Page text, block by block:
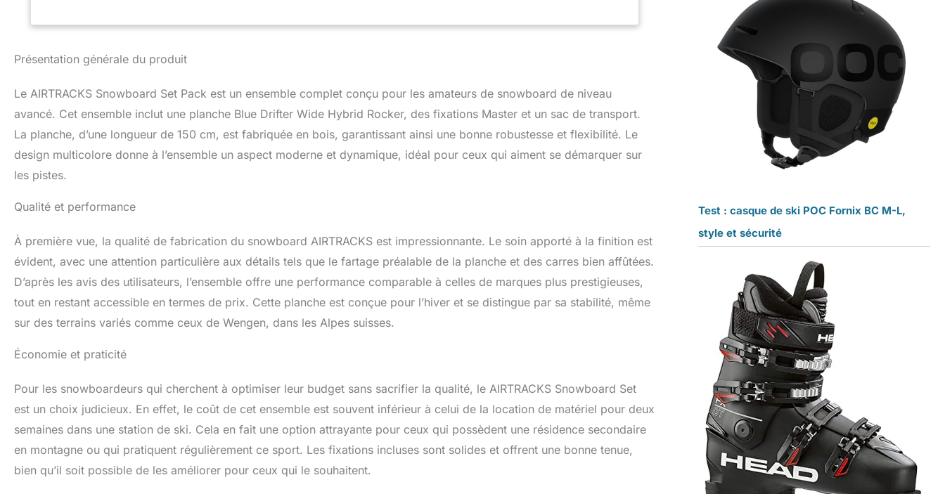
Présentation générale du produit
Le AIRTRACKS Snowboard Set Pack est un ensemble complet conçu pour les amateurs de snowboard de niveau
avancé. Cet ensemble inclut une planche Blue Drifter Wide Hybrid Rocker, des fixations Master et un sac de transport.
La planche, d’une longueur de 150 cm, est fabriquée en bois, garantissant ainsi une bonne robustesse et flexibilité. Le
design multicolore donne à l’ensemble un aspect moderne et dynamique, idéal pour ceux qui aiment se démarquer sur
les pistes.
Qualité et performance
À première vue, la qualité de fabrication du snowboard AIRTRACKS est impressionnante. Le soin apporté à la finition est
évident, avec une attention particulière aux détails tels que le fartage préalable de la planche et des carres bien affûtées.
D’après les avis des utilisateurs, l’ensemble offre une performance comparable à celles de marques plus prestigieuses,
tout en restant accessible en termes de prix. Cette planche est conçue pour l’hiver et se distingue par sa stabilité, même
sur des terrains variés comme ceux de Wengen, dans les Alpes suisses.
Économie et praticité
Pour les snowboardeurs qui cherchent à optimiser leur budget sans sacrifier la qualité, le AIRTRACKS Snowboard Set
est un choix judicieux. En effet, le coût de cet ensemble est souvent inférieur à celui de la location de matériel pour deux
semaines dans une station de ski. Cela en fait une option attrayante pour ceux qui possèdent une résidence secondaire
en montagne ou qui pratiquent régulièrement ce sport. Les fixations incluses sont solides et offrent une bonne tenue,
bien qu’il soit possible de les améliorer pour ceux qui le souhaitent.
Test : casque de ski POC Fornix BC M-L,
style et sécurité